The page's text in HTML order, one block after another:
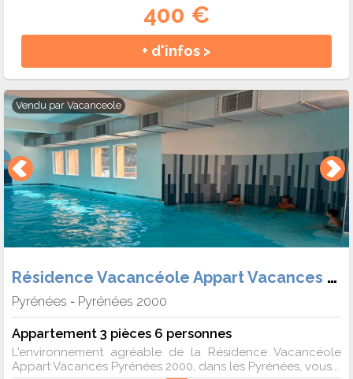
400 €
+ d'infos >
Vendu par Vacanceole
Résidence Vacancéole Appart Vacances Pyrénées 2000
Pyrénées - Pyrénées 2000
Appartement 3 pièces 6 personnes
L'environnement agréable de la Résidence Vacancéole
Appart Vacances Pyrénées 2000, dans les Pyrénées, vous...